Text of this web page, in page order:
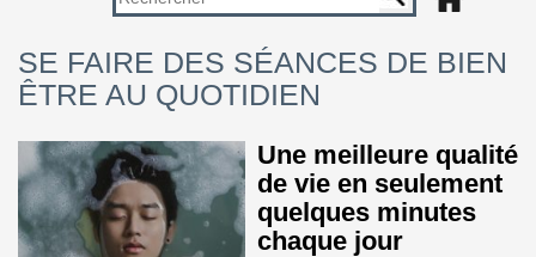
SE FAIRE DES SÉANCES DE BIEN
ÊTRE AU QUOTIDIEN
Une meilleure qualité
de vie en seulement
quelques minutes
chaque jour